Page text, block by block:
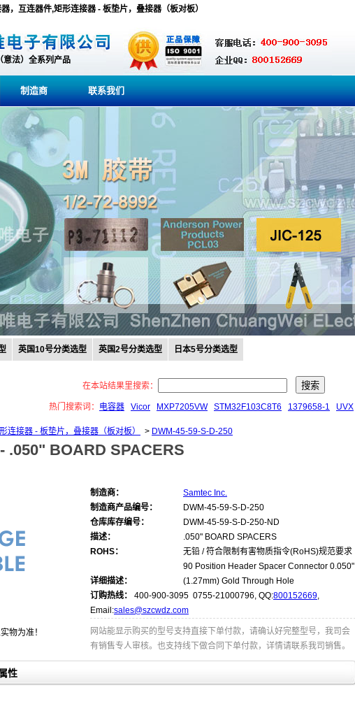
，互连器件,矩形连接器 - 板垫片，叠接器（板对板）
意法）全系列产品
制造商 联系我们
英国10号分类选型 英国2号分类选型 日本5号分类选型
在本站结果里搜索：
热门搜索词： 电容器 Vicor MXP7205VW STM32F103C8T6 1379658-1 UVX
连接器 - 板垫片，叠接器（板对板） > DWM-45-59-S-D-250
.050" BOARD SPACERS
物为准！
制造商：
Samtec Inc.
制造商产品编号：
DWM-45-59-S-D-250
仓库库存编号：
DWM-45-59-S-D-250-ND
描述：
.050" BOARD SPACERS
ROHS：
无铅 / 符合限制有害物质指令(RoHS)规范要求
详细描述：
90 Position Header Spacer Connector 0.050"
(1.27mm) Gold Through Hole
订购热线：
400-900-3095 0755-21000796, QQ:800152669,
Email:sales@szcwdz.com
网站能显示购买的型号支持直接下单付款，请确认好完整型号，我司会
有销售专人审核。也支持线下做合同下单付款，详情请联系我司销售。
性